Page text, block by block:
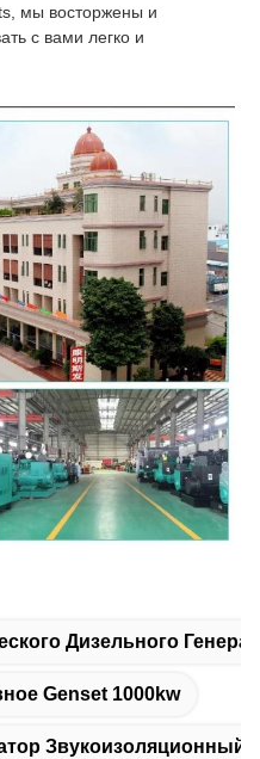
мы восторжены и
с вами легко и
Дизельного
Genset 1000kw
Звукоизоляционный